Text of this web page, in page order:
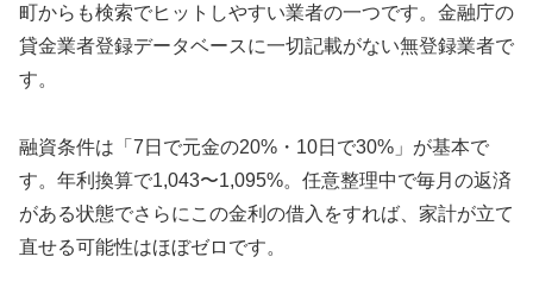
町からも検索でヒットしやすい業者の一つです。金融庁の
貸金業者登録データベースに一切記載がない無登録業者で
す。
融資条件は「7日で元金の20%・10日で30%」が基本で
す。年利換算で1,043〜1,095%。任意整理中で毎月の返済
がある状態でさらにこの金利の借入をすれば、家計が立て
直せる可能性はほぼゼロです。